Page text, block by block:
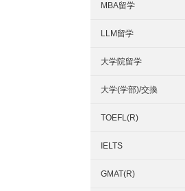
MBA留学
LLM留学
大学院留学
大学(学部)/交換
TOEFL(R)
IELTS
GMAT(R)